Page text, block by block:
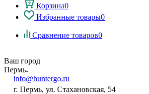
Корзина0
Избранные товары0
Сравнение товаров0
Ваш город
Пермь
info@huntergo.ru
г. Пермь, ул. Стахановская, 54